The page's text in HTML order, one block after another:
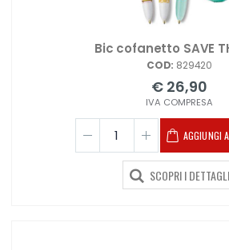
Bic cofanetto SAVE
COD: 829420
€ 26,90
IVA COMPRESA
AGGIUNGI
SCOPRI I DETTAGLI